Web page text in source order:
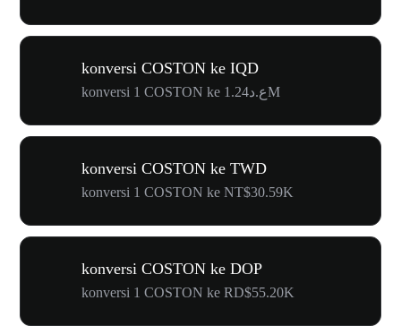
konversi COSTON ke IQD
konversi 1 COSTON ke ع.د1.24M
konversi COSTON ke TWD
konversi 1 COSTON ke NT$30.59K
konversi COSTON ke DOP
konversi 1 COSTON ke RD$55.20K